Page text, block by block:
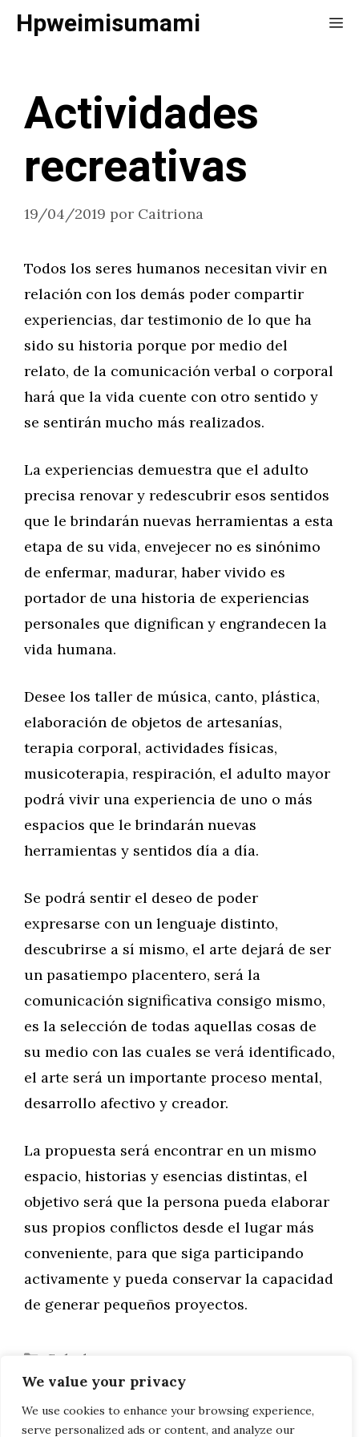
We value your privacy
We use cookies to enhance your browsing experience,
serve personalized ads or content, and analyze our
SaltarHpweimisumami
Actividades
recreativas
19/04/2019 por Caitriona
Todos los seres humanos necesitan vivir en
relación con los demás poder compartir
experiencias, dar testimonio de lo que ha
sido su historia porque por medio del
relato, de la comunicación verbal o corporal
hará que la vida cuente con otro sentido y
se sentirán mucho más realizados.
La experiencias demuestra que el adulto
precisa renovar y redescubrir esos sentidos
que le brindarán nuevas herramientas a esta
etapa de su vida, envejecer no es sinónimo
de enfermar, madurar, haber vivido es
portador de una historia de experiencias
personales que dignifican y engrandecen la
vida humana.
Desee los taller de música, canto, plástica,
elaboración de objetos de artesanías,
terapia corporal, actividades físicas,
musicoterapia, respiración, el adulto mayor
podrá vivir una experiencia de uno o más
espacios que le brindarán nuevas
herramientas y sentidos día a día.
Se podrá sentir el deseo de poder
expresarse con un lenguaje distinto,
descubrirse a sí mismo, el arte dejará de ser
un pasatiempo placentero, será la
comunicación significativa consigo mismo,
es la selección de todas aquellas cosas de
su medio con las cuales se verá identificado,
el arte será un importante proceso mental,
desarrollo afectivo y creador.
La propuesta será encontrar en un mismo
espacio, historias y esencias distintas, el
objetivo será que la persona pueda elaborar
sus propios conflictos desde el lugar más
conveniente, para que siga participando
activamente y pueda conservar la capacidad
de generar pequeños proyectos.
Categorías
Salud
Los beneficios de los arándanos
¿Qué pasa cuando empiezan a ir al